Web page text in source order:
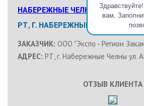
вам.
НАБЕРЕЖНЫЕ ЧЕЛНЫ
РТ, Г. НАБЕРЕЖНЫЕ ЧЕЛНЫ
ЗАКАЗЧИК: ООО "Экспо - Регион
АДРЕС: РТ, г. Набережные Челны ул.
ОТЗЫВ КЛИЕНТА